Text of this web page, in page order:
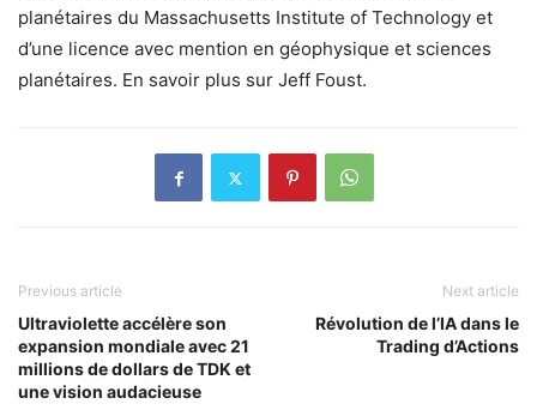
planétaires du Massachusetts Institute of Technology et
d’une licence avec mention en géophysique et sciences
planétaires. En savoir plus sur Jeff Foust.
Previous article
Ultraviolette accélère son
expansion mondiale avec 21
millions de dollars de TDK et
une vision audacieuse
Next article
Révolution de l’IA dans le
Trading d’Actions